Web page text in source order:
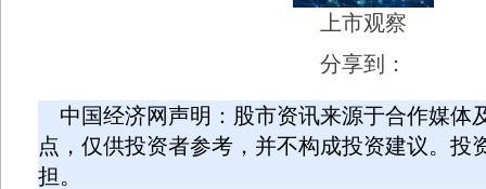
上市观察
分享到：
中国经济网声明：股市资讯来源于合作媒体
点，仅供投资者参考，并不构成投资建议。投
担。